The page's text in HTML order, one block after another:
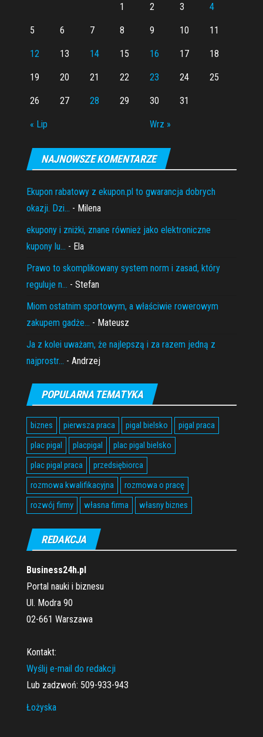
« Lip Wrz »
1 2 3 4
5 6 7 8 9 10 11
12 13 14 15 16 17 18
19 20 21 22 23 24 25
26 27 28 29 30 31
NAJNOWSZE KOMENTARZE
Ekupon rabatowy z ekupon.pl to gwarancja dobrych
okazji. Dzi... - Milena
ekupony i zniżki, znane również jako elektroniczne
kupony lu... - Ela
Prawo to skomplikowany system norm i zasad, który
reguluje n... - Stefan
Miom ostatnim sportowym, a właściwie rowerowym
zakupem gadże... - Mateusz
Ja z kolei uważam, że najlepszą i za razem jedną z
najprostr... - Andrzej
POPULARNA TEMATYKA
biznes pierwsza praca pigal bielsko
pigal praca
plac pigal
placpigal
plac pigal bielsko
plac pigal praca
przedsiębiorca
rozmowa kwalifikacyjna
rozmowa o pracę
rozwój firmy
własna firma własny biznes
REDAKCJA
Business24h.pl
Portal nauki i biznesu
Ul. Modra 90
02-661 Warszawa
Kontakt:
Wyślij e-mail do redakcji
Lub zadzwoń: 509-933-943
Łożyska